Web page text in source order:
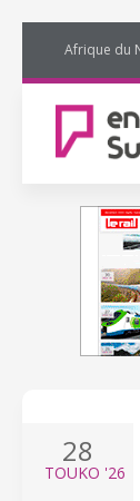
Afrique du
28
TOUKO '26